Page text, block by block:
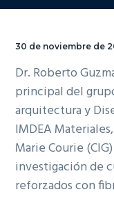
30 de noviembre de
Dr. Roberto
principal del
arquitectura y
IMDEA
Marie Courie
investigación de
reforzados con